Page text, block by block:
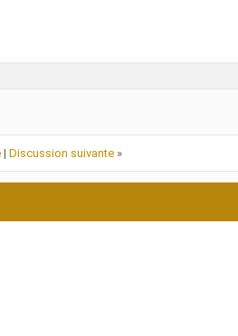
| Discussion suivante »